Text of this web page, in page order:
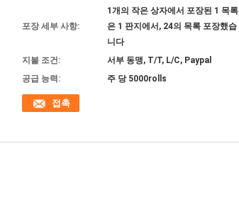
포장 세부 사항:
1개의 작은 상자에서 포장된 1 목록
은 1 판지에서, 24의 목록 포장했습
니다
지불 조건:
서부 동맹, T/T, L/C, Paypal
공급 능력:
주 당 5000rolls
접촉